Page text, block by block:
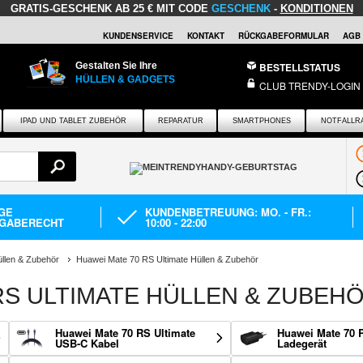
GRATIS-GESCHENK AB 25 € MIT CODE GESCHENK- KONDITIONEN
KUNDENSERVICE KONTAKT RÜCKGABEFORMULAR AGB
Gestalten Sie Ihre
HÜLLEN & GADGETS
BESTELLSTATUS
CLUB TRENDY-LOGIN
IPAD UND TABLET ZUBEHÖR REPARATUR SMARTPHONES
KUNDENBETREUUNG: MO. - FR.:
10:00 - 22:00
& Zubehör Huawei Mate 70 RS Ultimate Hüllen & Zubehör
ULTIMATE HÜLLEN &
Huawei Mate 70 RS Ultimate
USB-C Kabel
Huawei Mate 70
Ladegerät